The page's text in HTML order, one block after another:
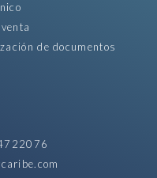
de documentos